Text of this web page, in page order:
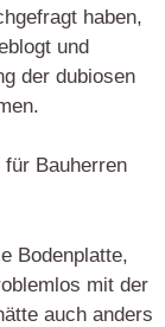
haben,
und
der dubiosen
Bauherren
Bodenplatte,
mit der
auch anders